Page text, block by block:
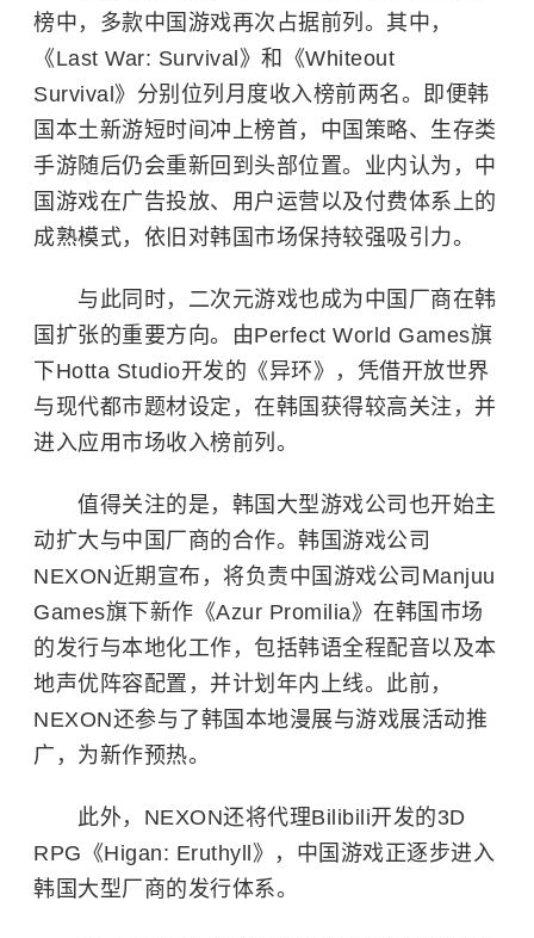
榜中，多款中国游戏再次占据前列。其中，
《Last War: Survival》和《Whiteout
Survival》分别位列月度收入榜前两名。即便韩
国本土新游短时间冲上榜首，中国策略、生存类
手游随后仍会重新回到头部位置。业内认为，中
国游戏在广告投放、用户运营以及付费体系上的
成熟模式，依旧对韩国市场保持较强吸引力。
与此同时，二次元游戏也成为中国厂商在韩
国扩张的重要方向。由Perfect World Games旗
下Hotta Studio开发的《异环》，凭借开放世界
与现代都市题材设定，在韩国获得较高关注，并
进入应用市场收入榜前列。
值得关注的是，韩国大型游戏公司也开始主
动扩大与中国厂商的合作。韩国游戏公司
NEXON近期宣布，将负责中国游戏公司Manjuu
Games旗下新作《Azur Promilia》在韩国市场
的发行与本地化工作，包括韩语全程配音以及本
地声优阵容配置，并计划年内上线。此前，
NEXON还参与了韩国本地漫展与游戏展活动推
广，为新作预热。
此外，NEXON还将代理Bilibili开发的3D
RPG《Higan: Eruthyll》，中国游戏正逐步进入
韩国大型厂商的发行体系。